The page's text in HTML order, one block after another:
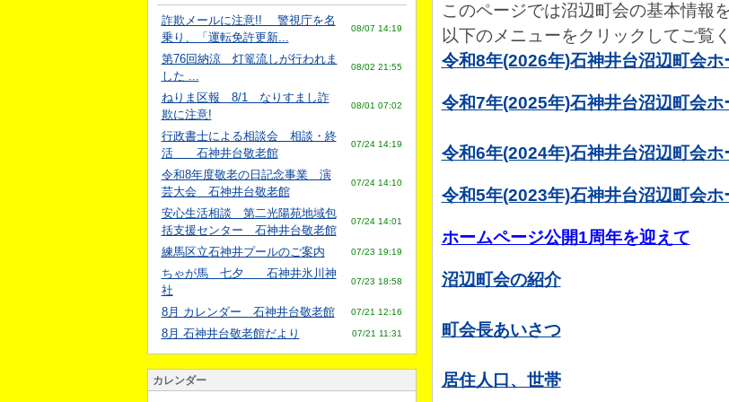
詐欺メールに注意!! 警視庁を名
乗り、「運転免許更新...
08/07 14:19
第76回納涼 灯篭流しが行われま
した ...
08/02 21:55
ねりま区報 8/1 なりすまし詐
欺に注意!
08/01 07:02
行政書士による相談会 相談・終
活 石神井台敬老館
07/24 14:19
令和8年度敬老の日記念事業 演
芸大会 石神井台敬老館
07/24 14:10
安心生活相談 第二光陽苑地域包
括支援センター 石神井台敬老館
07/24 14:01
練馬区立石神井プールのご案内 07/23 19:19
ちゃが馬 七夕 石神井氷川神
社
07/23 18:58
8月 カレンダー 石神井台敬老館 07/21 12:16
8月 石神井台敬老館だより 07/21 11:31
カレンダー
このページでは沼辺町会の基本情報
以下のメニューをクリックしてご覧
令和8年(2026年)石神井台沼辺町会
令和7年(2025年)石神井台沼辺町会
令和6年(2024年)石神井台沼辺町会
令和5年(2023年)石神井台沼辺町会
ホームページ公開1周年を迎えて
沼辺町会の紹介
町会長あいさつ
居住人口、世帯